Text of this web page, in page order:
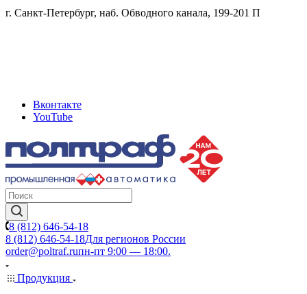
г. Санкт-Петербург, наб. Обводного канала, 199-201 П
Вконтакте
YouTube
8 (812) 646-54-18
8 (812) 646-54-18Для регионов России
order@poltraf.ruпн-пт 9:00 — 18:00.
Продукция